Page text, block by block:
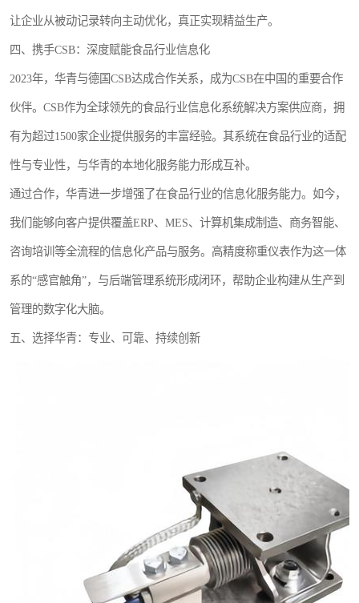
让企业从被动记录转向主动优化，真正实现精益生产。
四、携手CSB：深度赋能食品行业信息化
2023年，华青与德国CSB达成合作关系，成为CSB在中国的重要合作
伙伴。CSB作为全球领先的食品行业信息化系统解决方案供应商，拥
有为超过1500家企业提供服务的丰富经验。其系统在食品行业的适配
性与专业性，与华青的本地化服务能力形成互补。
通过合作，华青进一步增强了在食品行业的信息化服务能力。如今，
我们能够向客户提供覆盖ERP、MES、计算机集成制造、商务智能、
咨询培训等全流程的信息化产品与服务。高精度称重仪表作为这一体
系的“感官触角”，与后端管理系统形成闭环，帮助企业构建从生产到
管理的数字化大脑。
五、选择华青：专业、可靠、持续创新